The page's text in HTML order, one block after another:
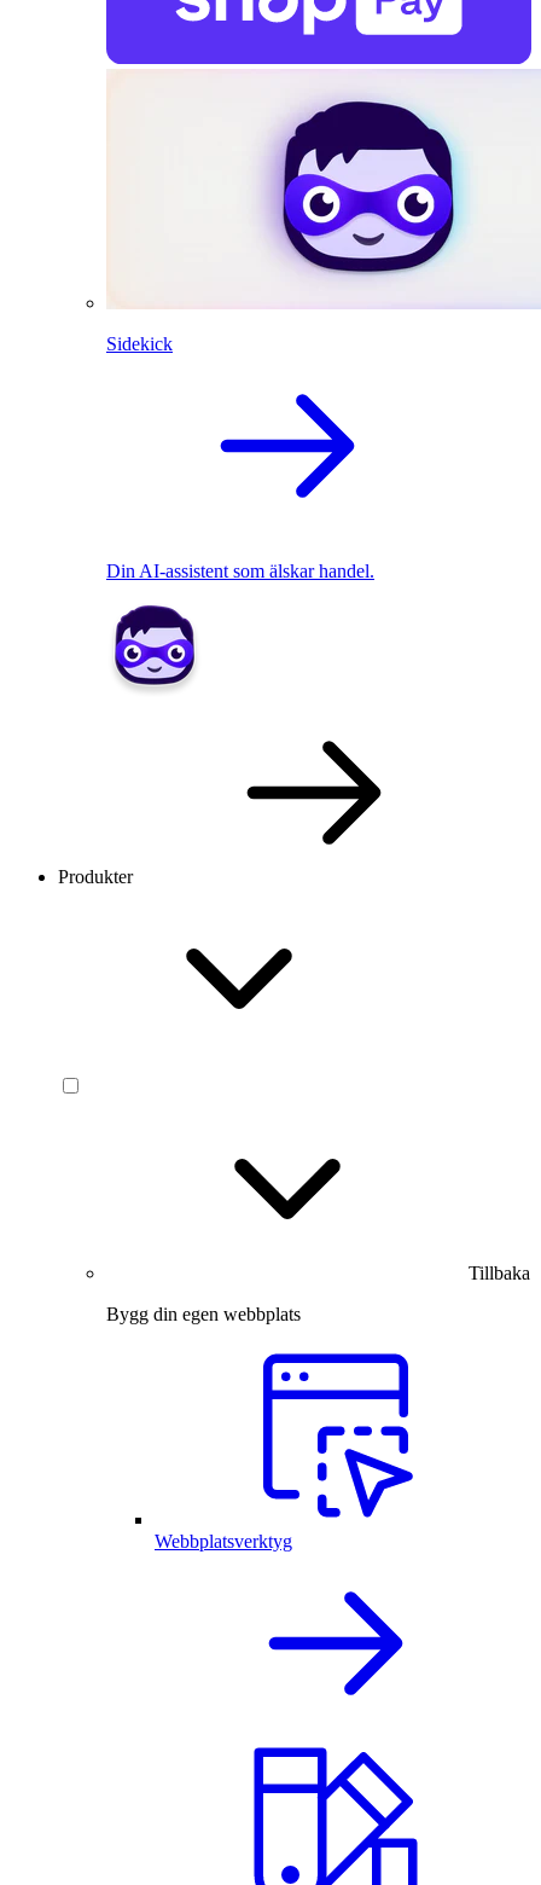
Sidekick
Din AI-assistent som älskar handel.
Produkter
Tillbaka
Bygg din egen webbplats
Webbplatsverktyg